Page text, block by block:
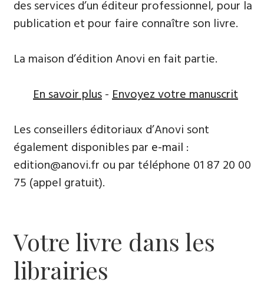
des services d’un éditeur professionnel, pour la
publication et pour faire connaître son livre.
La maison d’édition Anovi en fait partie.
En savoir plus-Envoyez votre manuscrit
Les conseillers éditoriaux d’Anovi sont
également disponibles par e-mail :
edition@anovi.fr ou par téléphone 01 87 20 00
75 (appel gratuit).
Votre livre dans les
librairies